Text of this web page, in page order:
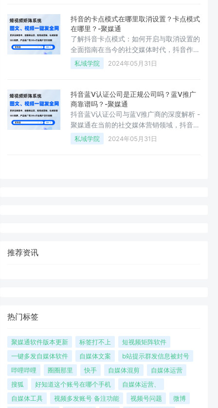
轻松切换呢？以及当需要退出其中一个账号
时，又该如何操作呢？下面，我们将详细解
答这两个问题。**一、抖音怎么登录多个账
号？**1. **打开抖音应用**：确保你已经在
手机上安装了抖音应用，并且已经有一个账
号登
抖音的卡点模式在哪里取消设置？卡点模式
在哪里？-聚媒通
了解抖音卡点模式：如何开启与取消设置的
全面指南在当今的社交媒体时代，抖音作为
一款全球热门的短视频平台，其独特的卡点
模式深受用户喜爱。这种模式能够自动匹配
有些用户可能在尝试后想要取消卡点模式或
者找不到设置的位置。不用担心，本文将详
细解答这两个问题，帮助你更好地掌握抖音
的卡点模式。**一、抖音的卡点模式在哪
里？**抖音的卡点模式是其编辑功能的一部
分，主要体现
私域学院 2024年05月31日
抖音蓝V认证公司是正规公司吗？蓝V推广
商靠谱吗？-聚媒通
抖音蓝V认证公司与蓝V推广商的深度解析 -
聚媒通在当前的社交媒体营销领域，抖音蓝
V认证已经成为企业提升品牌影响力的重要
手段。对于许多初次接触这一领域的商家来
私域学院 2024年05月31日
推荐资讯
热门标签
聚媒通软件版本更新 标签打不上
短视频矩阵软件
一键多发自媒体软件
自媒体文案
b站提示群发信息被封号
哔哩哔哩
圈圈那里 快手 自媒体混剪
自媒体运营
搜狐
好知道这个账号在哪个手机
自媒体运营、
自媒体工具
视频多发账号 备注功能 视频号问题
微博